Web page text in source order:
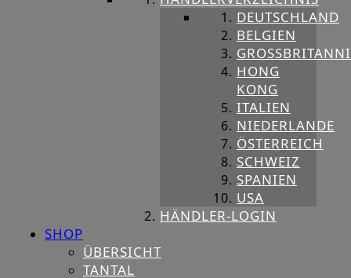
DEUTSCHLAND
BELGIEN
HONG
KONG
ITALIEN
NIEDERLANDE
ÖSTERREICH
SCHWEIZ
SPANIEN
USA
HÄNDLER-LOGIN
SHOP
ÜBERSICHT
TANTAL